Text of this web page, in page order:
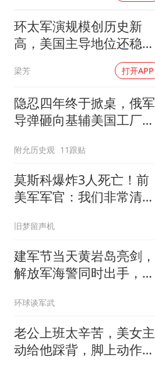
环太军演规模创历史新
高，美国主导地位还稳得
梁芳 打开APP
隐忍四年终于掀桌，俄军
导弹砸向基辅美国工厂，
附允历史观 11跟贴
莫斯科爆炸3人死亡！前
美军军官：我们非常清
旧梦留声机
建军节当天黄岩岛亮剑，
解放军海警同时出手，菲
环球谈军武
老公上班太辛苦，美女主
动给他踩背，脚上动作太